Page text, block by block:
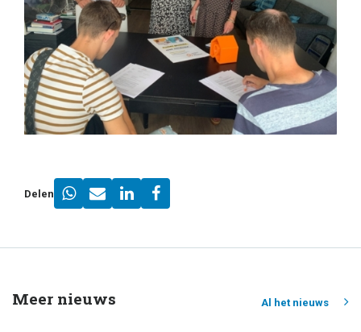
Delen
Meer nieuws Al het nieuws